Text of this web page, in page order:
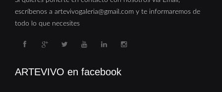
escríbenos a artevivogaleria@gmail.com y te informaremos de
todo lo que necesites
ARTEVIVO en facebook